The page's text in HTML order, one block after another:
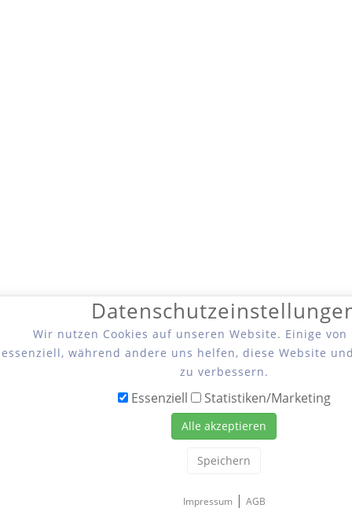
Wir nutzen Cookies auf unseren Website. Einige
essenziell, während andere uns helfen, diese Website
zu verbessern.
Essenziell Statistiken/Marketing
Alle akzeptieren
Speichern
Impressum| AGB